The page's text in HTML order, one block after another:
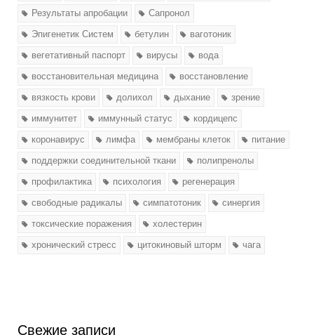
Результаты апробации
Сапронол
Эпигенетик Систем
бетулин
ваготоник
вегетативный паспорт
вирусы
вода
восстановительная медицина
восстановление
вязкость крови
долихол дыхание
зрение
иммунитет
иммунный статус
кордицепс
коронавирус
лимфа мембраны клеток
питание
поддержки соединительной ткани
полипренолы
профилактика
психология
регенерация
свободные радикалы
симпатотоник
синергия
токсические поражения
холестерин
хронический стресс
цитокиновый шторм чага
Свежие записи